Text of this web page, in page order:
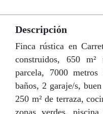
Descripción
Finca rústica en
construidos, 650
parcela, 7000
baños, 2 garaje/s,
250 m² de terraza,
zonas verdes,